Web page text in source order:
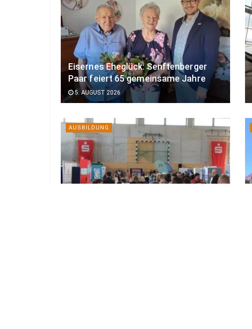
Eisernes Eheglück: Senftenberger
Paar feiert 65 gemeinsame Jahre
5. AUGUST 2026
AUSBILDUNG